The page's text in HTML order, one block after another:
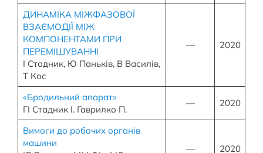
ДИНАМІКА МІЖФАЗОВОЇ
ВЗАЄМОДІЇ МІЖ
КОМПОНЕНТАМИ ПРИ
ПЕРЕМІШУВАННІ
І Стадник, Ю Паньків, В Василів,
Т Кос
— 2020
«Бродильний апарат»
ГІ Стадник І. Гаврилко П.
— 2020
Вимоги до робочих органів
машини
— 2020